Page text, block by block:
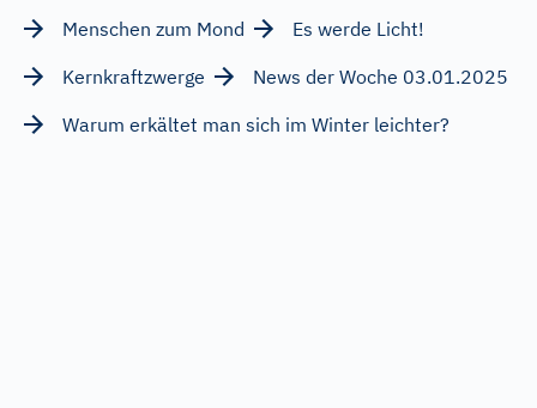
Menschen zum Mond
Es werde Licht!
Kernkraftzwerge
News der Woche 03.01.2025
Warum erkältet man sich im Winter leichter?